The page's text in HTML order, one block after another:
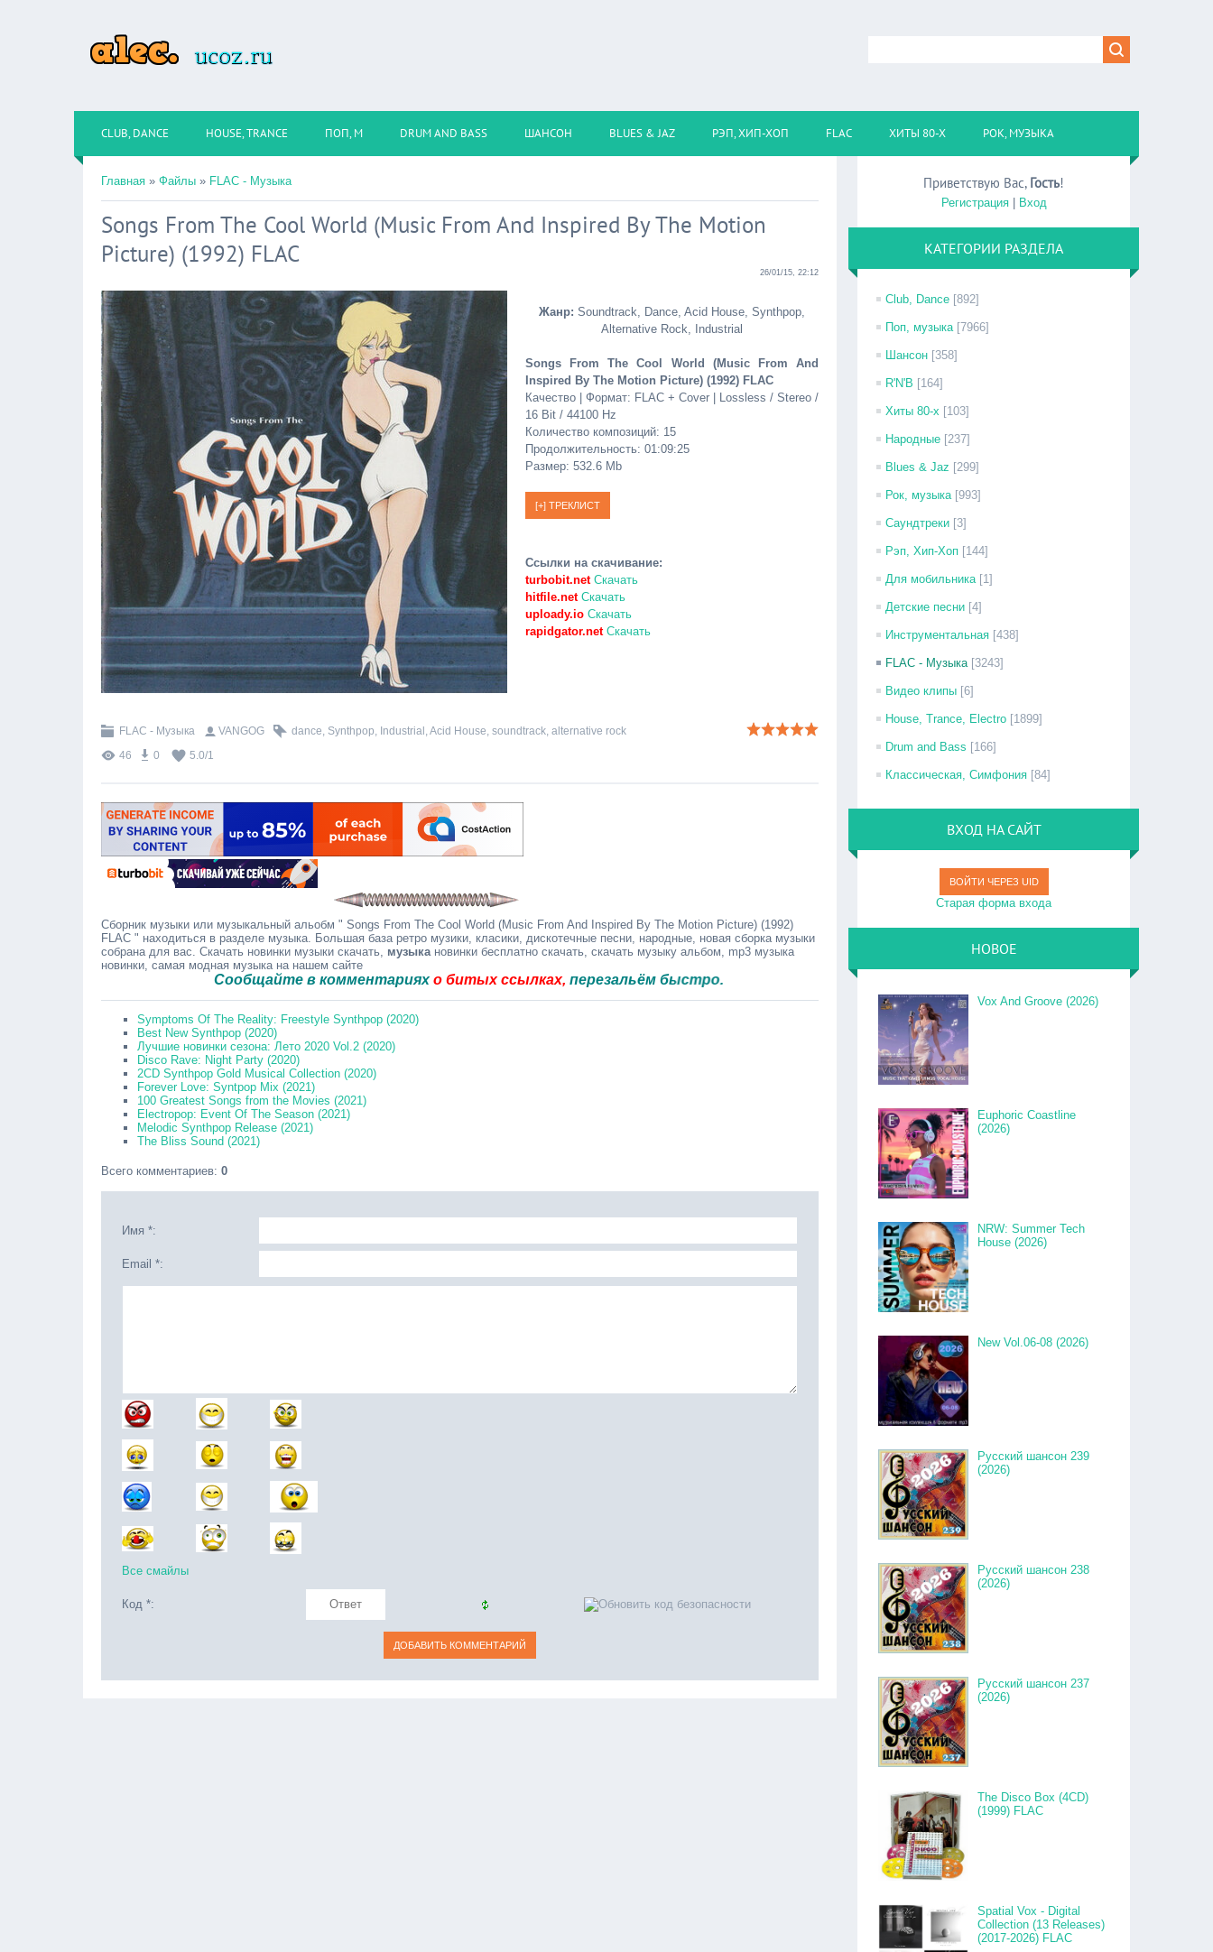
CLUB, DANCE HOUSE, TRANCE ПОП, М DRUM AND BASS ШАНСОН BLUES & JAZ РЭП, ХИП-ХОП FLAC ХИТЫ 80-Х РОК, МУЗЫКА
Главная » Файлы » FLAC - Музыка
Songs From The Cool World (Music From And Inspired By The Motion
Picture) (1992) FLAC
26/01/15, 22:12
Жанр: Soundtrack, Dance, Acid House, Synthpop,
Alternative Rock, Industrial
Songs From The Cool World (Music From And
Inspired By The Motion Picture) (1992) FLAC
Качество | Формат: FLAC + Cover | Lossless / Stereo /
16 Bit / 44100 Hz
Количество композиций: 15
Продолжительность: 01:09:25
Размер: 532.6 Mb
Ссылки на скачивание:
turbobit.netСкачать
hitfile.netСкачать
uploady.io Скачать
rapidgator.netСкачать
FLAC - Музыка VANGOG dance, Synthpop, Industrial ,Acid House, soundtrack, alternative rock
46
0 5.0/1
Сборник музыки или музыкальный альобм " Songs From The Cool World (Music From And Inspired By The Motion Picture) (1992)
FLAC " находиться в разделе музыка. Большая база ретро музики, класики, дискотечные песни, народные, новая сборка музыки
собрана для вас. Скачать новинки музыки скачать, музыкановинки бесплатно скачать, скачать музыку альбом, mp3 музыка
новинки, самая модная музыка на нашем сайте
Сообщайте в комментарияхо битых ссылках,перезальём быстро.
Symptoms Of The Reality: Freestyle Synthpop (2020)
Best New Synthpop (2020)
Лучшие новинки сезона: Лето 2020 Vol.2 (2020)
Disco Rave: Night Party (2020)
2CD Synthpop Gold Musical Collection (2020)
Forever Love: Syntpop Mix (2021)
100 Greatest Songs from the Movies (2021)
Electropop: Event Of The Season (2021)
Melodic Synthpop Release (2021)
The Bliss Sound (2021)
Всего комментариев: 0
Имя *:
Email *:
Все смайлы
Код *:
Приветствую Вас, Гость!
Регистрация| Вход
КАТЕГОРИИ РАЗДЕЛА
Club, Dance [892]
Поп, музыка [7966]
Шансон [358]
R'N'B [164]
Хиты 80-х [103]
Народные [237]
Blues & Jaz [299]
Рок, музыка [993]
Саундтреки [3]
Рэп, Хип-Хоп [144]
Для мобильника [1]
Детские песни [4]
Инструментальная [438]
FLAC - Музыка [3243]
Видео клипы [6]
House, Trance, Electro [1899]
Drum and Bass [166]
Классическая, Симфония [84]
ВХОД НА САЙТ
ВОЙТИ ЧЕРЕЗ UID
Старая форма входа
НОВОЕ
Vox And Groove (2026)
Euphoric Coastline
(2026)
NRW: Summer Tech
House (2026)
New Vol.06-08 (2026)
Русский шансон 239
(2026)
Русский шансон 238
(2026)
Русский шансон 237
(2026)
The Disco Box (4CD)
(1999) FLAC
Spatial Vox - Digital
Collection (13 Releases)
(2017-2026) FLAC